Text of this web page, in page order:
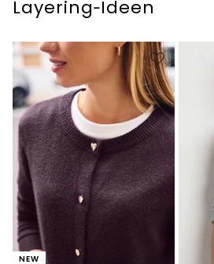
Layering‑Ideen
NEW